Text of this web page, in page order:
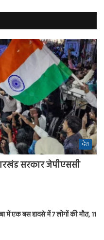
देश
सरकार जेपीएससी
में एक बस हादसे में 7 लोगों की मौत, 11